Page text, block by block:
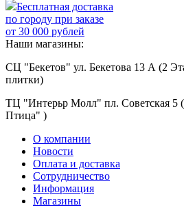
Бесплатная доставка
по городу при заказе
от 30 000 рублей
Наши магазины:
СЦ "Бекетов" ул. Бекетова 13 А (2
плитки)
ТЦ "Интерьр Молл" пл. Советская
Птица" )
О компании
Новости
Оплата и доставка
Сотрудничество
Информация
Магазины